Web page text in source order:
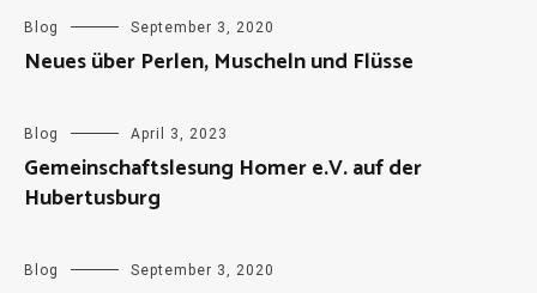
Blog September 3, 2020
Neues über Perlen, Muscheln und Flüsse
Blog April 3, 2023
Gemeinschaftslesung Homer e.V. auf der
Hubertusburg
Blog September 3, 2020